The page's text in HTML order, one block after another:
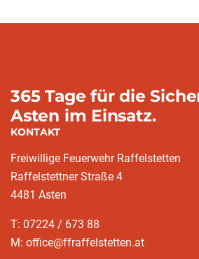
365 Tage für die
Asten im Einsatz.
KONTAKT
Freiwillige Feuerwehr Raffelstetten
Raffelstettner Straße 4
4481 Asten
T: 07224 / 673 88
M: office@ffraffelstetten.at